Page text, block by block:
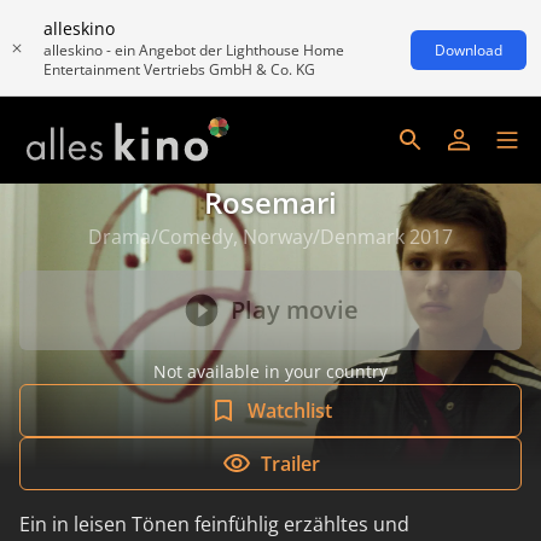
alleskino
alleskino - ein Angebot der Lighthouse Home
Entertainment Vertriebs GmbH & Co. KG
Download
Rosemari
Drama/Comedy, Norway/Denmark 2017
Play movie
Not available in your country
Watchlist
Trailer
Ein in leisen Tönen feinfühlig erzähltes und